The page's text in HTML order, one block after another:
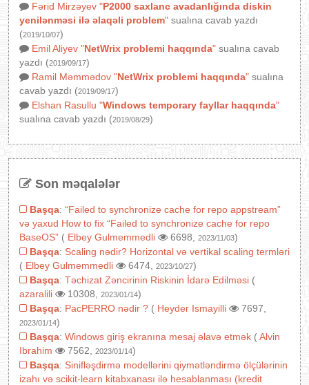
Fərid Mirzəyev "P2000 saxlanc avadanlığında diskin
yenilənməsi ilə əlaqəli problem" sualına cavab yazdı
(2019/10/07)
Emil Aliyev "NetWrix problemi haqqında" sualına cavab
yazdı (2019/09/17)
Ramil Məmmədov "NetWrix problemi haqqında" sualına
cavab yazdı (2019/09/17)
Elshan Rasullu "Windows temporary fayllar haqqında"
sualına cavab yazdı (2019/08/29)
Son məqalələr
Başqa: “Failed to synchronize cache for repo appstream”
və yaxud How to fix “Failed to synchronize cache for repo
BaseOS” ( Elbey Gulmemmedli 6698, 2023/11/03)
Başqa: Scaling nədir? Horizontal və vertikal scaling termləri
( Elbey Gulmemmedli 6474, 2023/10/27)
Başqa: Təchizat Zəncirinin Riskinin İdarə Edilməsi (
azaralili
10308, 2023/01/14)
Başqa: PacPERRO nədir ? ( Heyder Ismayilli 7697,
2023/01/14)
Başqa: Windows giriş ekranına mesaj əlavə etmək (Alvin
Ibrahim
7562, 2023/01/14)
Başqa: Sinifləşdirmə modellərini qiymətləndirmə ölçülərinin
izahı və scikit-learn kitabxanası ilə hesablanması (kredit